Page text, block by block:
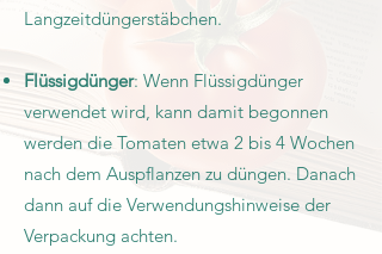
Langzeitdüngerstäbchen.
Flüssigdünger: Wenn Flüssigdünger
verwendet wird, kann damit begonnen
werden die Tomaten etwa 2 bis 4 Wochen
nach dem Auspflanzen zu düngen. Danach
dann auf die Verwendungshinweise der
Verpackung achten.